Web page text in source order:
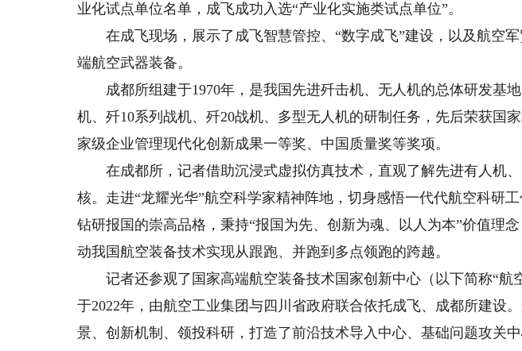
业化试点单位名单，成飞成功入选“产业化实施类试点单位”。
在成飞现场，展示了成飞智慧管控、“数字成飞”建设，以及航空军
端航空武器装备。
成都所组建于1970年，是我国先进歼击机、无人机的总体研发基地
机、歼10系列战机、歼20战机、多型无人机的研制任务，先后荣获国
家级企业管理现代化创新成果一等奖、中国质量奖等奖项。
在成都所，记者借助沉浸式虚拟仿真技术，直观了解先进有人机、
核。走进“龙耀光华”航空科学家精神阵地，切身感悟一代代航空科研
钻研报国的崇高品格，秉持“报国为先、创新为魂、以人为本”价值理
动我国航空装备技术实现从跟跑、并跑到多点领跑的跨越。
记者还参观了国家高端航空装备技术国家创新中心（以下简称“航
于2022年，由航空工业集团与四川省政府联合依托成飞、成都所建设
景、创新机制、领投科研，打造了前沿技术导入中心、基础问题攻关